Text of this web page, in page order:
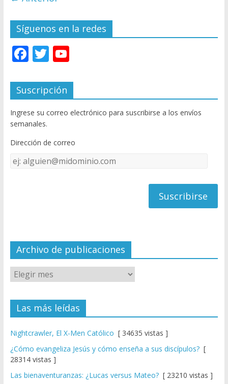
Síguenos en la redes
F
e
b
o
o
k
T
itt
er
Y
u
T
u
e
C
el
Suscripción
Ingrese su correo electrónico para suscribirse a los envíos
semanales.
Dirección de correo
Dirección
de
Archivo de publicaciones
Las más leídas
Nightcrawler, El X-Men Católico [ 34635 vistas ]
¿Cómo evangeliza Jesús y cómo enseña a sus discípulos?[
28314 vistas ]
Las bienaventuranzas: ¿Lucas versus Mateo?[ 23210 vistas ]